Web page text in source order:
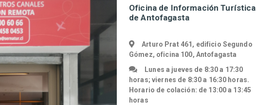
Oficina de Información Turística
de Antofagasta
Arturo Prat 461, edificio Segundo
Gómez, oficina 100, Antofagasta
Lunes a jueves de 8:30 a 17:30
horas; viernes de 8:30 a 16:30 horas.
Horario de colación: de 13:00 a 13:45
horas